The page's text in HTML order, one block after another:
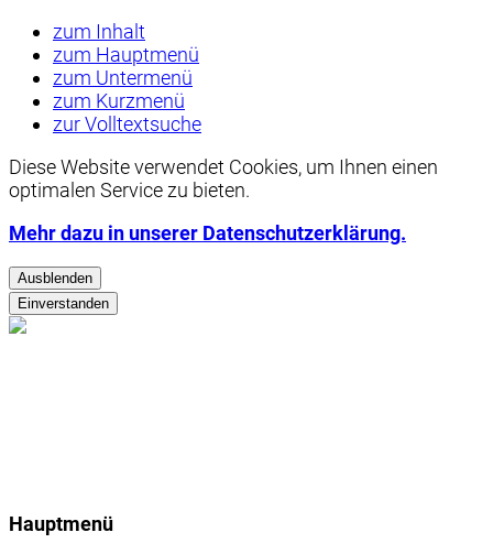
zum Inhalt
zum Hauptmenü
zum Untermenü
zum Kurzmenü
zur Volltextsuche
Diese Website verwendet Cookies, um Ihnen einen
optimalen Service zu bieten.
Mehr dazu in unserer Datenschutzerklärung.
Ausblenden
Einverstanden
Hauptmenü